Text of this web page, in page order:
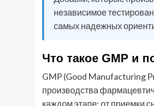
независимое
самых надежных
Что такое GMP и
GMP (Good Manufacturing
производства
каждом этапе: от приемки